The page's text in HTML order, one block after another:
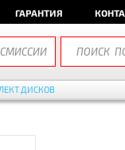
ГАРАНТИЯ
ДИСКОВ